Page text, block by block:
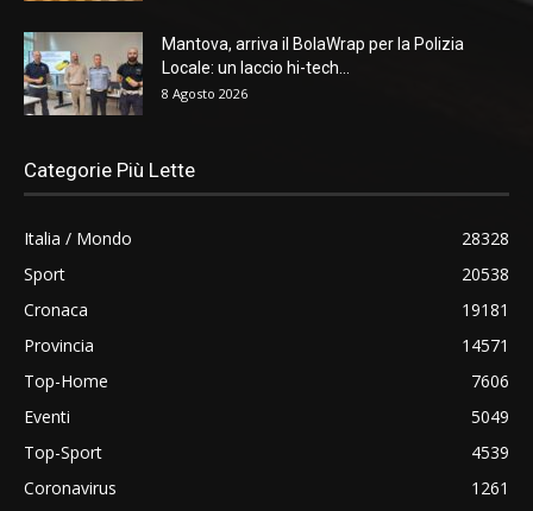
Mantova, arriva il BolaWrap per la Polizia
Locale: un laccio hi-tech...
8 Agosto 2026
Categorie Più Lette
Italia / Mondo
28328
Sport
20538
Cronaca
19181
Provincia
14571
Top-Home
7606
Eventi
5049
Top-Sport
4539
Coronavirus
1261